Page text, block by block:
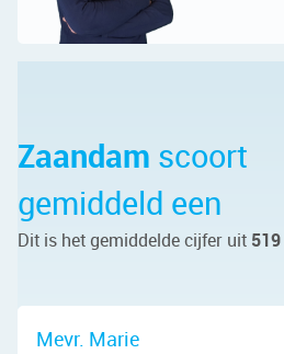
Zaandam scoort
gemiddeld een
Dit is het gemiddelde cijfer uit 519
Mevr. Marie